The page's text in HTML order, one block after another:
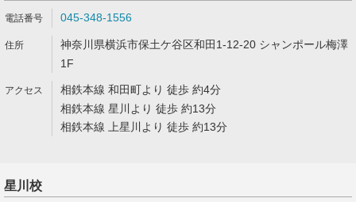
045-348-1556
神奈川県横浜市保土ケ谷区和田1-12-20 シャンポール梅澤
1F
相鉄本線 和田町より 徒歩 約4分
相鉄本線 星川より 徒歩 約13分
相鉄本線 上星川より 徒歩 約13分
星川校